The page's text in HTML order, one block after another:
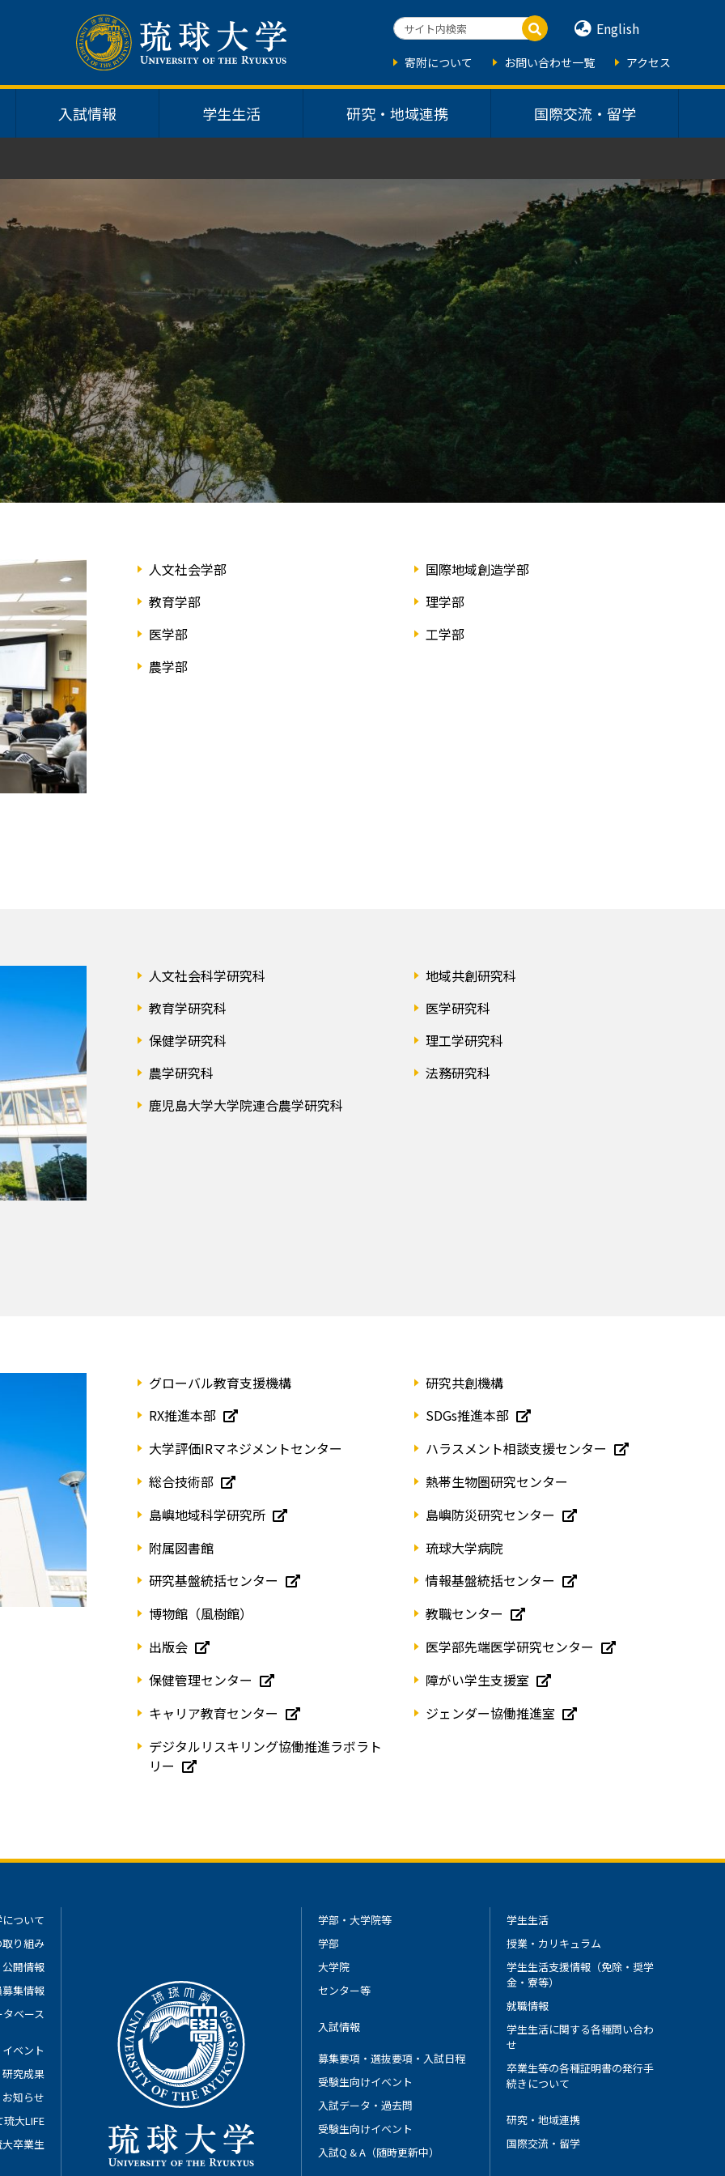
入試情報 学生生活 研究・地域連携 国際交流・留学
English
寄附について お問い合わせ一覧 アクセス
人文社会学部
国際地域創造学部
教育学部
理学部
医学部
工学部
農学部
人文社会科学研究科
地域共創研究科
教育学研究科
医学研究科
保健学研究科
理工学研究科
農学研究科
法務研究科
鹿児島大学大学院連合農学研究科
グローバル教育支援機構
研究共創機構
RX推進本部
SDGs推進本部
大学評価IRマネジメントセンター
ハラスメント相談支援センター
総合技術部
熱帯生物圏研究センター
島嶼地域科学研究所
島嶼防災研究センター
附属図書館
琉球大学病院
研究基盤統括センター
情報基盤統括センター
博物館（風樹館）
教職センター
出版会
医学部先端医学研究センター
保健管理センター
障がい学生支援室
キャリア教育センター
ジェンダー協働推進室
デジタルリスキリング協働推進ラボラト
リー
ついて
り組み
公開情報
集情報
ベース
イベント
研究成果
お知らせ
琉大LIFE
卒業生
学部・大学院等
学部
大学院
センター等
入試情報
募集要項・選抜要項・入試日程
受験生向けイベント
入試データ・過去問
受験生向けイベント
入試Q & A（随時更新中）
学生生活
授業・カリキュラム
学生生活支援情報（免除・奨学
金・寮等）
就職情報
学生生活に関する各種問い合わ
せ
卒業生等の各種証明書の発行手
続きについて
研究・地域連携
国際交流・留学